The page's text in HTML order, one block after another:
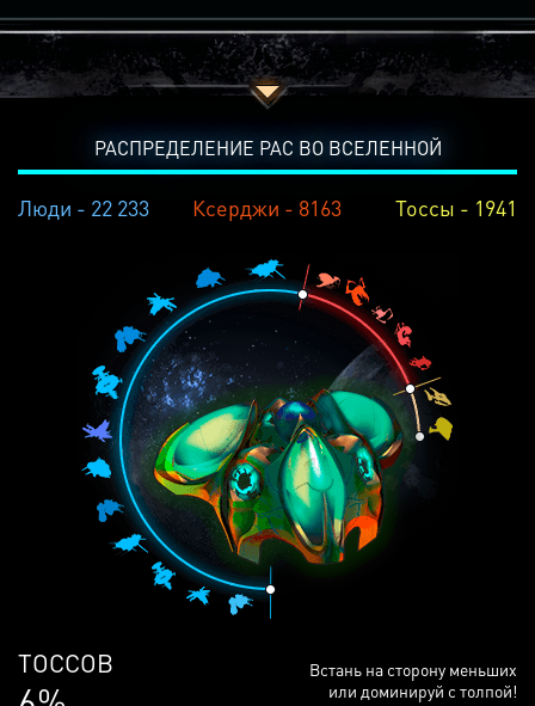
РАСПРЕДЕЛЕНИЕ РАС ВО ВСЕЛЕННОЙ
Люди - 22 233 Ксерджи - 8163 Тоссы - 1941
ЛЮДЕЙ
Встань на сторону меньших
или доминируй с толпой!